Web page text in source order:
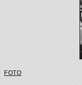
FOTO